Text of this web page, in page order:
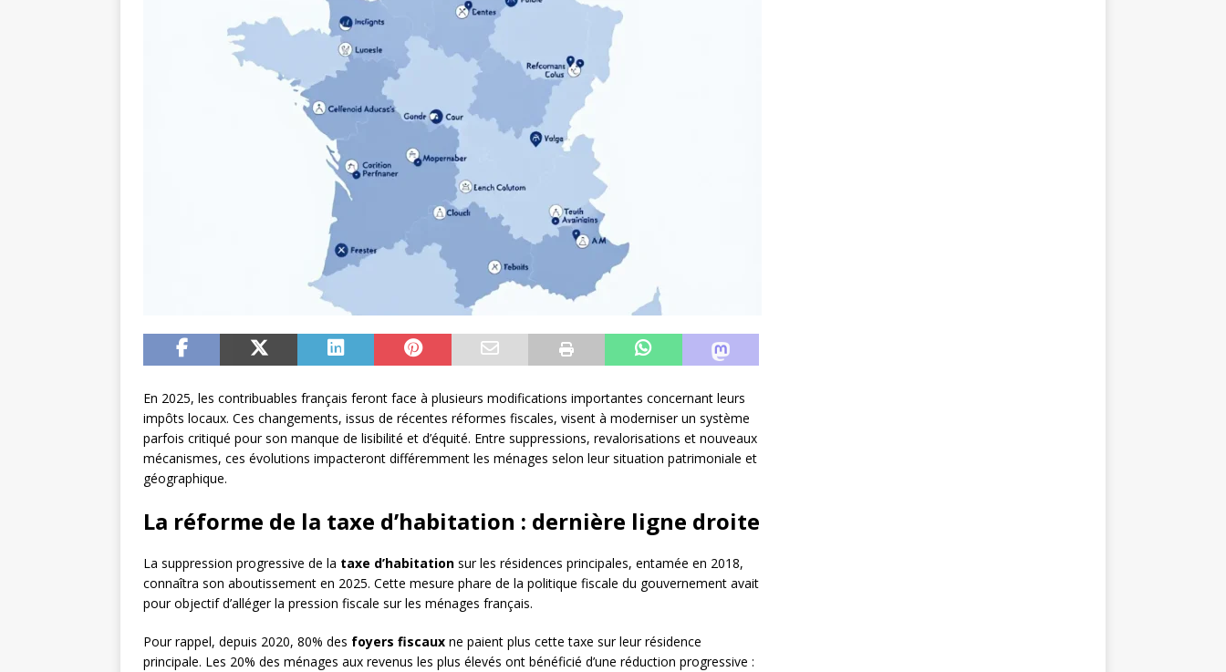
En 2025, les contribuables français feront face à plusieurs modifications importantes concernant leurs
impôts locaux. Ces changements, issus de récentes réformes fiscales, visent à moderniser un système
parfois critiqué pour son manque de lisibilité et d’équité. Entre suppressions, revalorisations et nouveaux
mécanismes, ces évolutions impacteront différemment les ménages selon leur situation patrimoniale et
géographique.
La réforme de la taxe d’habitation : dernière ligne droite
La suppression progressive de la taxe d’habitation sur les résidences principales, entamée en 2018,
connaîtra son aboutissement en 2025. Cette mesure phare de la politique fiscale du gouvernement avait
pour objectif d’alléger la pression fiscale sur les ménages français.
Pour rappel, depuis 2020, 80% des foyers fiscaux ne paient plus cette taxe sur leur résidence
principale. Les 20% des ménages aux revenus les plus élevés ont bénéficié d’une réduction progressive :